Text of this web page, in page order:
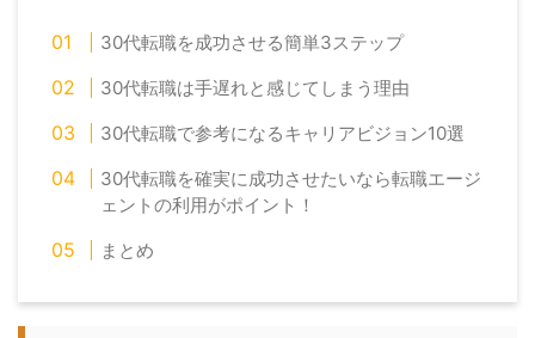
30代転職を成功させる簡単3ステップ
30代転職は手遅れと感じてしまう理由
30代転職で参考になるキャリアビジョン10選
30代転職を確実に成功させたいなら転職エージ
ェントの利用がポイント！
まとめ